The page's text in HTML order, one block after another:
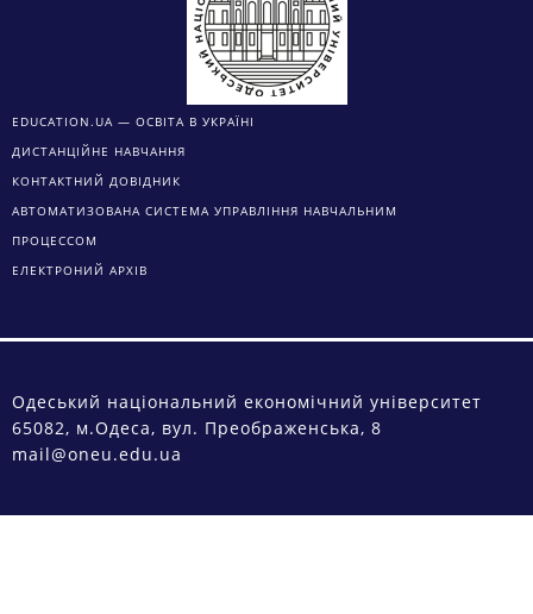
EDUCATION.UA — ОСВІТА В УКРАЇНІ
ДИСТАНЦІЙНЕ НАВЧАННЯ
КОНТАКТНИЙ ДОВІДНИК
АВТОМАТИЗОВАНА СИСТЕМА УПРАВЛІННЯ НАВЧАЛЬНИМ
ПРОЦЕССОМ
ЕЛЕКТРОНИЙ АРХІВ
Одеський національний економічний університет
65082, м.Одеса, вул. Преображенська, 8
mail@oneu.edu.ua